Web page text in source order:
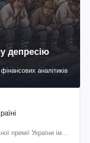
депресію
аналітиків
премії України ім.